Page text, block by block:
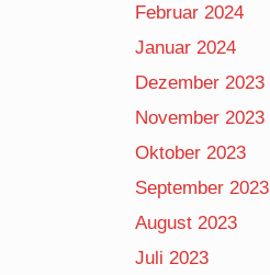
Februar 2024
Januar 2024
Dezember 2023
November 2023
Oktober 2023
September 2023
August 2023
Juli 2023